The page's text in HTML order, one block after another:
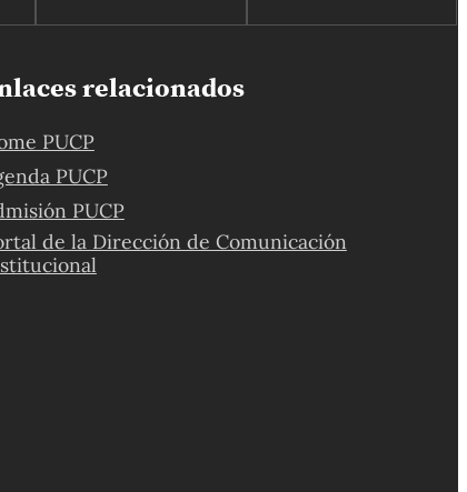
relacionados
PUCP
PUCP
PUCP
de la Dirección de Comunicación